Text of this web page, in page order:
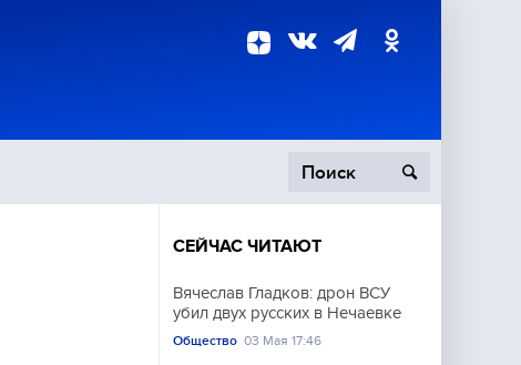
Происшествия
СЕЙЧАС ЧИТАЮТ
Вячеслав Гладков: дрон ВСУ
убил двух русских в Нечаевке
Общество 03 Мая 17:46